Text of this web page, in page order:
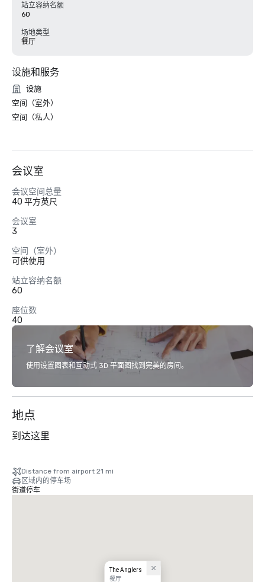
站立容纳名额
60
场地类型
餐厅
设施和服务
设施
空间（室外）
空间（私人）
会议室
会议空间总量
40 平方英尺
会议室
3
空间（室外）
可供使用
站立容纳名额
60
座位数
40
了解会议室
使用设置图表和互动式 3D 平面图找到完美的房间。
地点
到达这里
Distance from airport 21 mi
区域内的停车场
街道停车
The Anglers
餐厅